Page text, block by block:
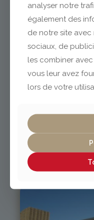
analyser notre
également des
de notre site avec
sociaux, de
les combiner
vous leur avez
lors de votre